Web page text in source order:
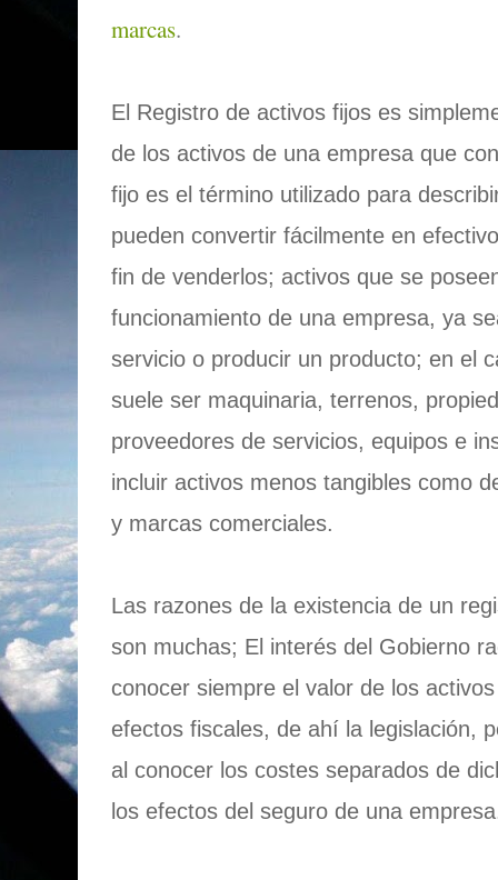
marcas.
El Registro de activos fijos es
de los activos de una empresa que
fijo es el término utilizado para
pueden convertir fácilmente en
fin de venderlos; activos que se
funcionamiento de una empresa, ya
servicio o producir un producto; en el
suele ser maquinaria, terrenos,
proveedores de servicios, equipos e
incluir activos menos tangibles como
y marcas comerciales.
Las razones de la existencia de un
son muchas; El interés del Gobierno
conocer siempre el valor de los
efectos fiscales, de ahí la legislación,
al conocer los costes separados de
los efectos del seguro de una